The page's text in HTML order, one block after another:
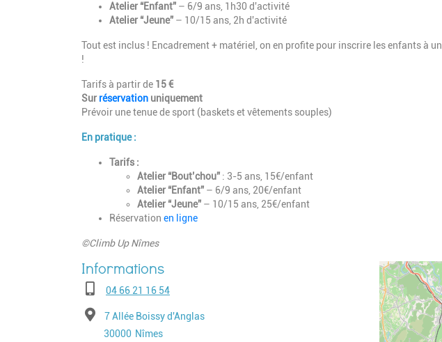
Atelier “Enfant” – 6/9 ans, 1h30 d'activité
Atelier “Jeune” – 10/15 ans, 2h d'activité
Tout est inclus ! Encadrement + matériel, on en profite pour inscrire les enfants à
!
Tarifs à partir de 15 €
Sur réservation uniquement
Prévoir une tenue de sport (baskets et vêtements souples)
En pratique :
Tarifs :
Atelier “Bout’chou” : 3-5 ans, 15€/enfant
Atelier “Enfant” – 6/9 ans, 20€/enfant
Atelier “Jeune” – 10/15 ans, 25€/enfant
Réservation en ligne
©Climb Up Nîmes
Téléphone04 66 21 16 54
Adresse7 Allée Boissy d'Anglas
Code postal
30000 Ville
Nîmes